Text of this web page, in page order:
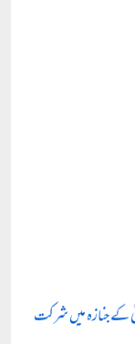
کے جنازہ میں شرکت